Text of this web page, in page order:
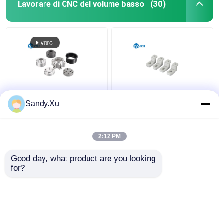
Lavorare di CNC del volume basso (30)
JYH Fornitore di
macchinari CNC a
Sandy.Xu
2:12 PM
Good day, what product are you looking
for?